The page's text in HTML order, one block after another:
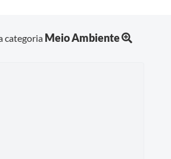
categoria Meio Ambiente